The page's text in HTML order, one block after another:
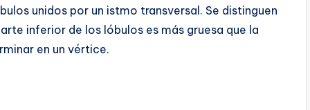
unidos por un istmo transversal. Se distinguen
inferior de los lóbulos es más gruesa que la
en un vértice.